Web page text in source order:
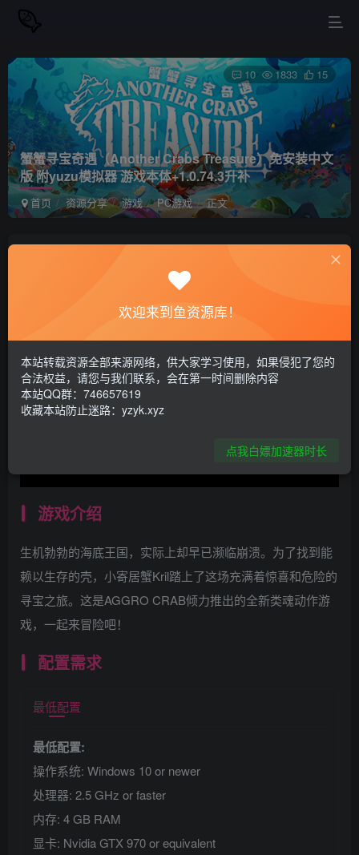
蟹蟹寻宝奇遇（Another Crabs Treasure）免安装中文
版 附yuzu模拟器 游戏本体+1.0.74.3升补
首页 资源分享 游戏 PC游戏 正文
10 1833 15
私信
游戏介绍
生机勃勃的海底王国，实际上却早已濒临崩溃。为了找到能
赖以生存的壳，小寄居蟹Kril踏上了这场充满着惊喜和危险的
寻宝之旅。这是AGGRO CRAB倾力推出的全新类魂动作游
戏，一起来冒险吧！
配置需求
最低配置
最低配置:
操作系统: Windows 10 or newer
处理器: 2.5 GHz or faster
内存: 4 GB RAM
显卡: Nvidia GTX 970 or equivalent
欢迎来到鱼资源库！
本站转载资源全部来源网络，供大家学习使用，如果侵犯了您的
合法权益，请您与我们联系，会在第一时间删除内容
本站QQ群：746657619
收藏本站防止迷路：yzyk.xyz
点我白嫖加速器时长